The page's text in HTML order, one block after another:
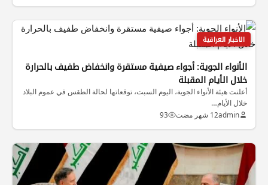
الاخبار العراقية
الأنواء الجوية: أجواء صيفية مستقرة وانخفاض طفيف بالحرارة
خلال الأيام المقبلة
أعلنت هيئة الأنواء الجوية، اليوم السبت، توقعاتها لحالة الطقس في عموم البلاد
خلال الأيام…
admin12 شهر مضت 93